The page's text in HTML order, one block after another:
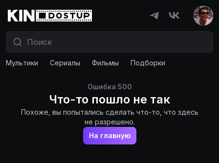
Мультики Сериалы Фильмы Подборки
Ошибка 500
Что-то пошло не так
Похоже, вы попытались сделать что-то, что здесь
не разрешено.
На главную